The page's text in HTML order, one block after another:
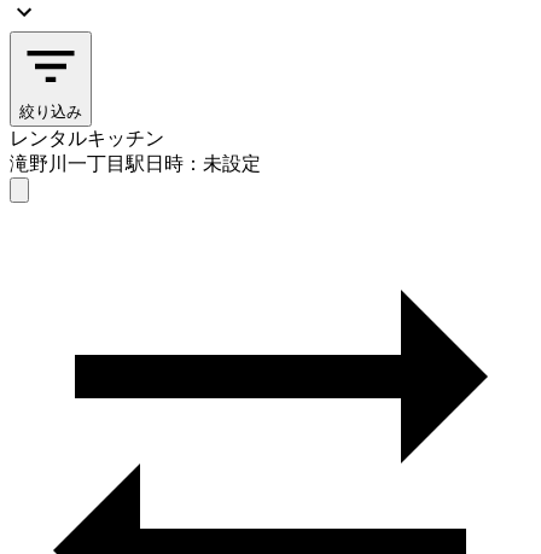
絞り込み
レンタルキッチン
滝野川一丁目駅日時：未設定